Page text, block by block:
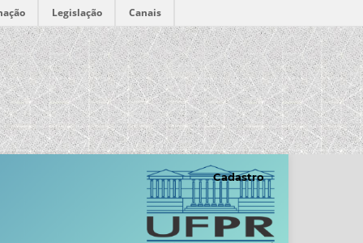
Legislação Canais
Cadastro